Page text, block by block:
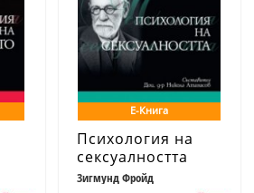
Е-Книга
Психология на
сексуалността
Зигмунд Фройд